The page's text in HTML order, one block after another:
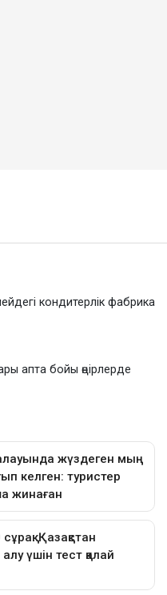
кондитерлік фабрика
апта бойы өңірлерде